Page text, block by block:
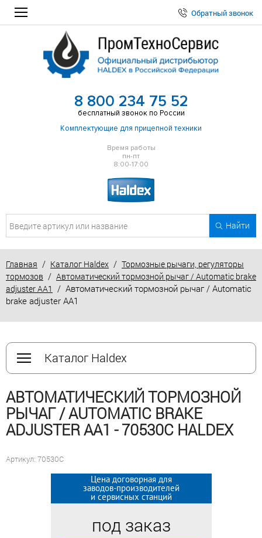
Обратный звонок
8 800 234 75 52
бесплатный звонок по России
Комплектующие для прицепной техники
Время работы
пн-пт
8:00-17:00
Найти
Главная / Каталог Haldex / Тормозные рычаги, регуляторы
тормозов / Автоматический тормозной рычаг / Automatic brake
adjuster AA1 / Автоматический тормозной рычаг / Automatic
brake adjuster AA1
Каталог Haldex
АВТОМАТИЧЕСКИЙ ТОРМОЗНОЙ
РЫЧАГ / AUTOMATIC BRAKE
ADJUSTER AA1 - 70530C HALDEX
Артикул: 70530C
Цена договорная для
заводов-производителей
и сервисных станций
под заказ
Цена договорная для
заводов-производителей
и сервисных станций
под заказ